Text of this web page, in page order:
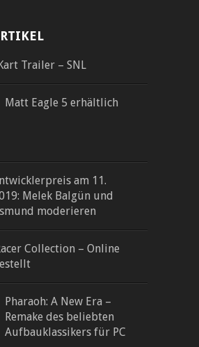
Trailer – SNL
Matt Eagle 5 erhältlich
am 11.
Melek Balgün und
moderieren
Collection – Online
Pharaoh: A New Era –
Remake des beliebten
Aufbauklassikers für PC